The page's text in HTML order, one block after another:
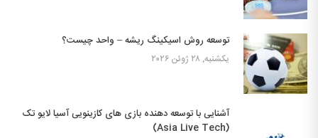
توسعه روش اسیکینگ ریشه – واحد چیست؟
یکشنبه, ۲۸ ژوئن ۲۰۲۶
آشنایی با توسعه دهنده بازی های کازینویی آسیا لایو تک
(Asia Live Tech)